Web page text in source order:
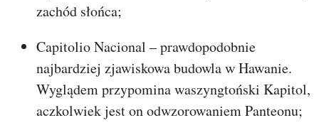
zachód słońca;
Capitolio Nacional – prawdopodobnie
najbardziej zjawiskowa budowla w Hawanie.
Wyglądem przypomina waszyngtoński Kapitol,
aczkolwiek jest on odwzorowaniem Panteonu;